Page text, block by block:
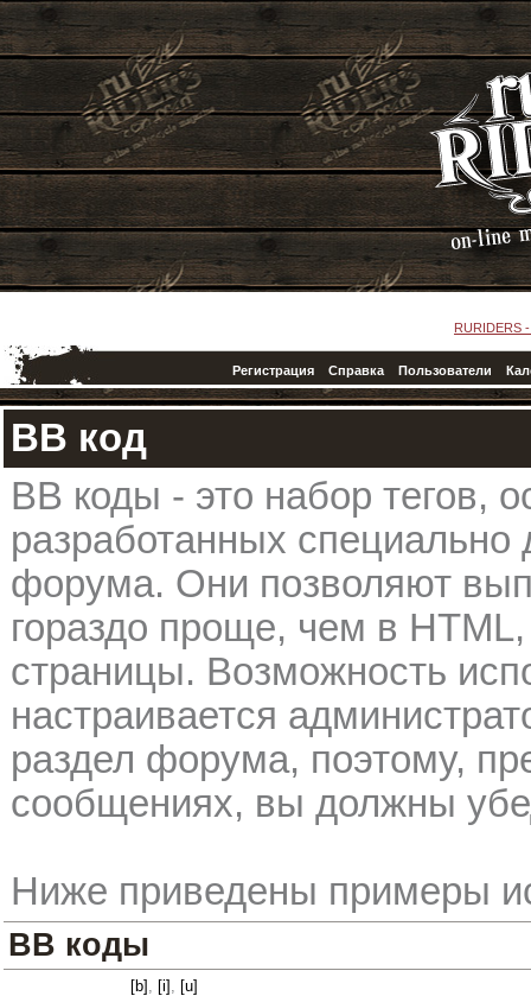
RURIDERS
Регистрация Справка Пользователи
BB код
BB коды - это набор тегов,
разработанных
форума. Они позволяют
гораздо проще, чем в
страницы. Возможность
настраивается
раздел форума, поэтому,
сообщениях, вы должны
Ниже приведены примеры
BB коды
[b] , [i] , [u]